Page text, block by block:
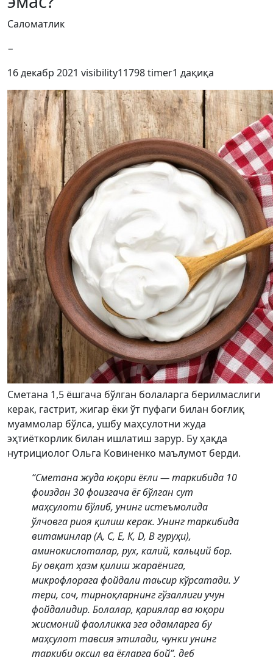
Саломатлик
−
16 декабр 2021 visibility11798timer1 дақиқа
Сметана 1,5 ёшгача бўлган болаларга берилмаслиги
керак, гастрит, жигар ёки ўт пуфаги билан боғлиқ
муаммолар бўлса, ушбу маҳсулотни жуда
эҳтиёткорлик билан ишлатиш зарур. Бу ҳақда
нутрициолог Ольга Ковиненко маълумот берди.
“Сметана жуда юқори ёғли — таркибида 10
фоиздан 30 фоизгача ёғ бўлган сут
маҳсулоти бўлиб, унинг истеъмолида
ўлчовга риоя қилиш керак. Унинг таркибида
витаминлар (А, С, Е, К, D, В гуруҳи),
аминокислоталар, рух, калий, кальций бор.
Бу овқат ҳазм қилиш жараёнига,
микрофлорага фойдали таьсир кўрсатади. У
тери, соч, тирноқларнинг гўзаллиги учун
фойдалидир. Болалар, қариялар ва юқори
жисмоний фаолликка эга одамларга бу
маҳсулот тавсия этилади, чунки унинг
таркиби оқсил ва ёғларга бой”, деб